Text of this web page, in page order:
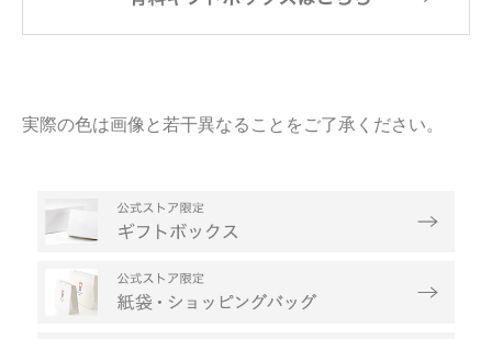
実際の色は画像と若干異なることをご了承ください。